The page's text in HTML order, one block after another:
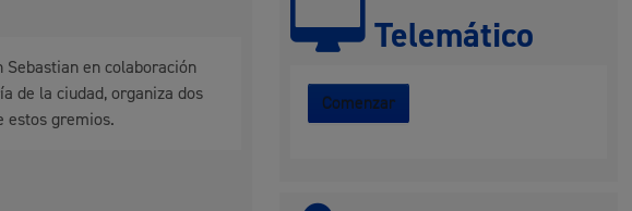
Vivienda y urbanismo
Telemático
Comenzar
en colaboración
de la ciudad, organiza dos
estos gremios.